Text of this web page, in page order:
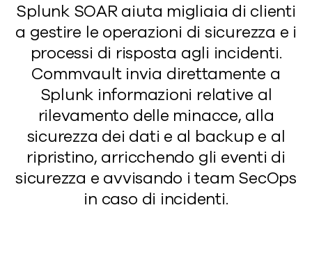
Splunk SOAR aiuta migliaia di clienti
a gestire le operazioni di sicurezza e i
processi di risposta agli incidenti.
Commvault invia direttamente a
Splunk informazioni relative al
rilevamento delle minacce, alla
sicurezza dei dati e al backup e al
ripristino, arricchendo gli eventi di
sicurezza e avvisando i team SecOps
in caso di incidenti.